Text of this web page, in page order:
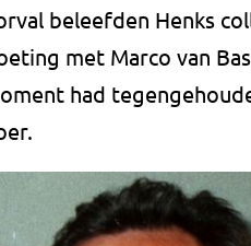
beleefden Henks
met Marco van
had